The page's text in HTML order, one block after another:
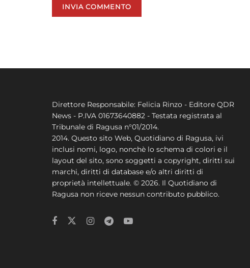
Direttore Responsabile: Felicia Rinzo - Editore QDR
News - P.IVA 01673640882 - Testata registrata al
Tribunale di Ragusa n°01/2014.
2014. Questo sito Web, Quotidiano di Ragusa, ivi
inclusi nomi, logo, nonchè lo schema di colori e il
layout del sito, sono soggetti a copyright, diritti sui
marchi, diritti di database e/o altri diritti di
proprietà intellettuale. © 2026. Il Quotidiano di
Ragusa non riceve nessun contributo pubblico.